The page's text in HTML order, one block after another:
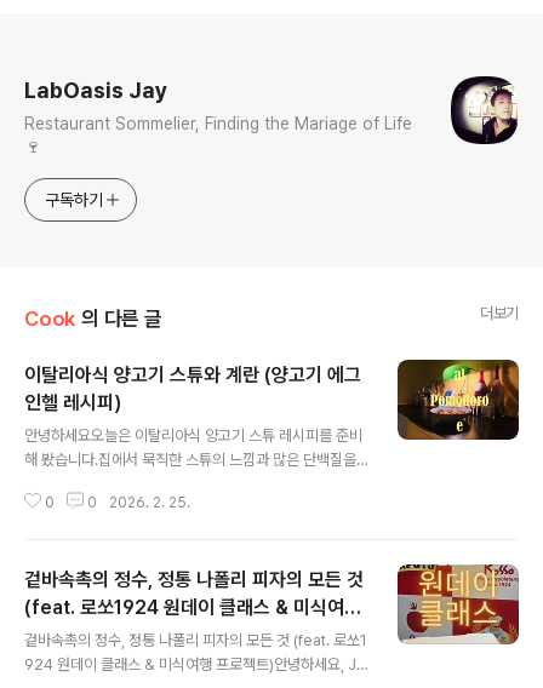
LabOasis Jay
Restaurant Sommelier, Finding the Mariage of Life
🍷
구독하기
Cook 의 다른 글 더보기
이탈리아식 양고기 스튜와 계란 (양고기 에그
인헬 레시피)
안녕하세요오늘은 이탈리아식 양고기 스튜 레시피를 준비
해 봤습니다.집에서 묵직한 스튜의 느낌과 많은 단백질을
합니다.이탈리아 남부 묵직한 스타일의 와인과도 너무 잘
레시피 소스양고기 1500g레드와인 400ml미르푸아 40
0g홀토마토 2.5L월계수잎 3장펜넬시드 10g (그라인딩)
큐민 10g소금 25g (총중량에서 0.8~1%)후추 약간소스
를 만들면 200ml씩 소분해 주세요 Uova al Pomodor
o e Agnello물 100ml계란 4개소금 약간방울토마토 다
0 0 2026. 2. 25.
겉바속촉의 정수, 정통 나폴리 피자의 모든 것
(feat. 로쏘1924 원데이 클래스 & 미식여행
프로젝트)
겉바속촉의 정수, 정통 나폴리 피자의 모든 것 (feat. 로쏘1
924 원데이 클래스 & 미식여행 프로젝트)안녕하세요, Ja